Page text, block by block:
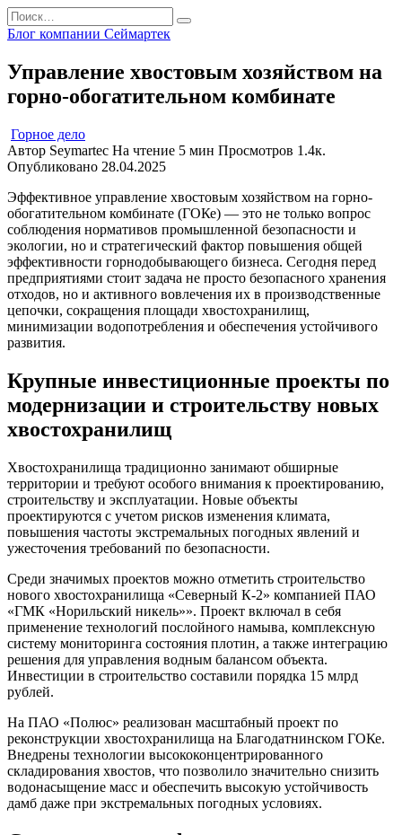
Перейти
к
Search
for:
Блог компании Сеймартек
Управление хвостовым хозяйством на
горно-обогатительном комбинате
Горное дело
Автор Seymartec На чтение 5 мин Просмотров 1.4к.
Опубликовано 28.04.2025
Эффективное управление хвостовым хозяйством на горно-
обогатительном комбинате (ГОКе) — это не только вопрос
соблюдения нормативов промышленной безопасности и
экологии, но и стратегический фактор повышения общей
эффективности горнодобывающего бизнеса. Сегодня перед
предприятиями стоит задача не просто безопасного хранения
отходов, но и активного вовлечения их в производственные
цепочки, сокращения площади хвостохранилищ,
минимизации водопотребления и обеспечения устойчивого
развития.
Крупные инвестиционные проекты по
модернизации и строительству новых
хвостохранилищ
Хвостохранилища традиционно занимают обширные
территории и требуют особого внимания к проектированию,
строительству и эксплуатации. Новые объекты
проектируются с учетом рисков изменения климата,
повышения частоты экстремальных погодных явлений и
ужесточения требований по безопасности.
Среди значимых проектов можно отметить строительство
нового хвостохранилища «Северный К-2» компанией ПАО
«ГМК «Норильский никель»». Проект включал в себя
применение технологий послойного намыва, комплексную
систему мониторинга состояния плотин, а также интеграцию
решения для управления водным балансом объекта.
Инвестиции в строительство составили порядка 15 млрд
рублей.
На ПАО «Полюс» реализован масштабный проект по
реконструкции хвостохранилища на Благодатнинском ГОКе.
Внедрены технологии высококонцентрированного
складирования хвостов, что позволило значительно снизить
водонасыщение масс и обеспечить высокую устойчивость
дамб даже при экстремальных погодных условиях.